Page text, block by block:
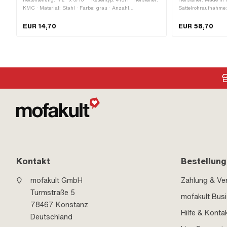
KMC · Material: Stahl · Farbe: grau · Anzahl
Kettenschloss-Art: Federverschluss · Oberfläche: blank /
EUR 14,70
Schriftzug: Nein ·
EUR 58,70
Kontakt
mofakult GmbH
Turmstraße 5
78467 Konstanz
Deutschland
Bestellung
Zahlung &
mofakult
Hilfe &